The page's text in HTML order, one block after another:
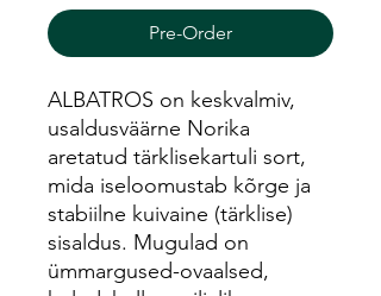
Pre-Order
ALBATROS on keskvalmiv,
usaldusväärne Norika
aretatud tärklisekartuli sort,
mida iseloomustab kõrge ja
stabiilne kuivaine (tärklise)
sisaldus. Mugulad on
ümmargused-ovaalsed,